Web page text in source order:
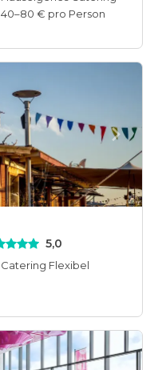
40–80 € pro Person
5,0
Catering Flexibel